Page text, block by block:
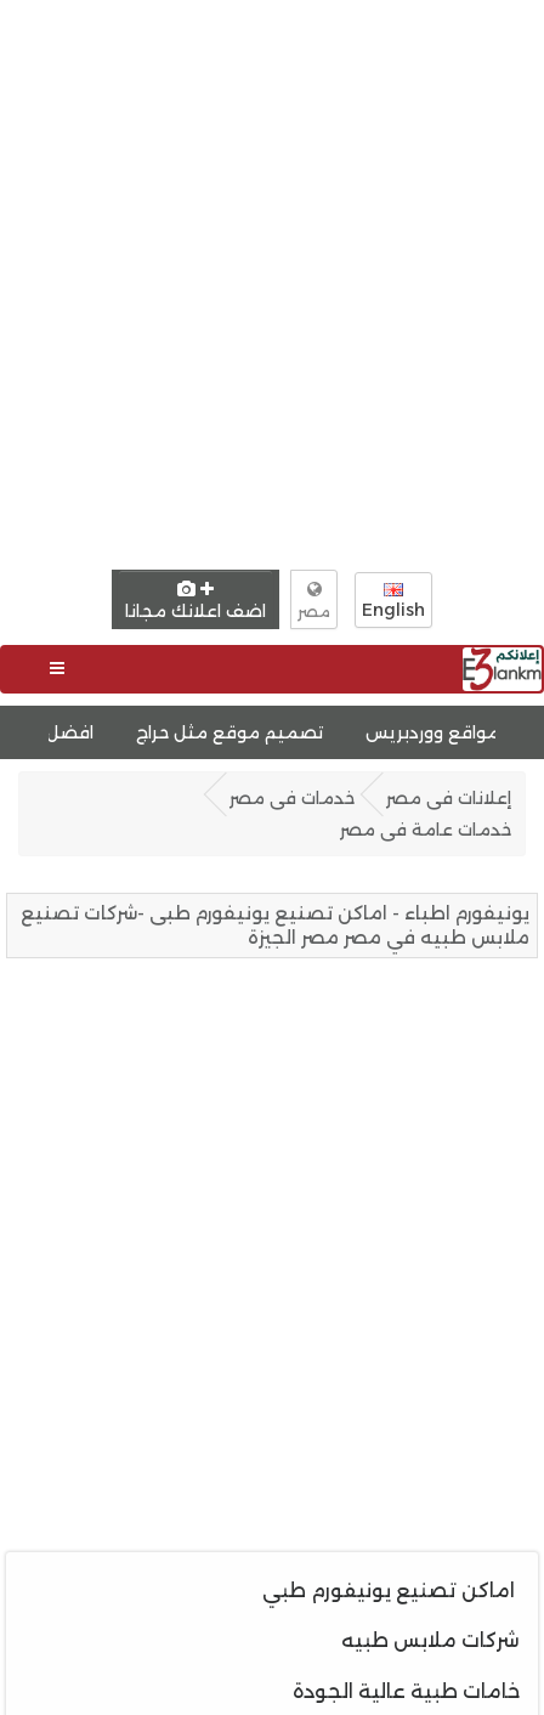
English مصر اضف اعلانك مجانا
تصميم موقع مثل حراج افضل شركة استضافة
إعلانات فى مصر
خدمات فى مصر
خدمات عامة فى مصر
يونيفورم اطباء - اماكن تصنيع يونيفورم طبى -شركات تصنيع
ملابس طبيه في مصر مصر الجيزة
اماكن تصنيع يونيفورم طبي
شركات ملابس طبيه
خامات طبية عالية الجودة